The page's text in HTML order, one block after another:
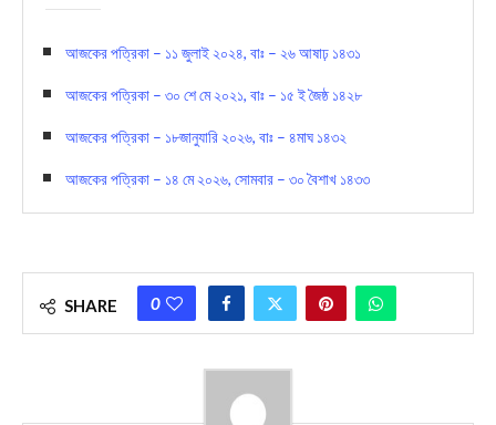
আজকের পত্রিকা – ১১ জুলাই ২০২৪, বাঃ – ২৬ আষাঢ় ১৪৩১
আজকের পত্রিকা – ৩০ শে মে ২০২১, বাঃ – ১৫ ই জৈষ্ঠ ১৪২৮
আজকের পত্রিকা – ১৮জানুযারি ২০২৬, বাঃ – ৪মাঘ ১৪৩২
আজকের পত্রিকা – ১৪ মে ২০২৬, সোমবার – ৩০ বৈশাখ ১৪৩৩
SHARE 0